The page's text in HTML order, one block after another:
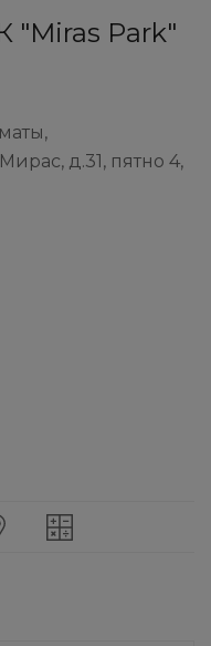
"Miras Park"
д.31, пятно 4,